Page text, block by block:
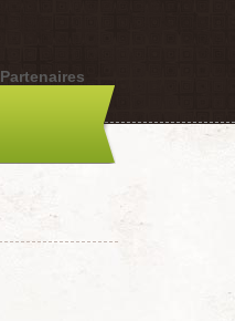
Partenaires